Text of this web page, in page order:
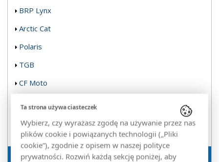
BRP Lynx
Arctic Cat
Polaris
TGB
CF Moto
Kymco
Honda
Linhai
Ta strona używa ciasteczek
Wybierz, czy wyrażasz zgodę na używanie przez nas
plików cookie i powiązanych technologii („Pliki
cookie”), zgodnie z opisem w naszej polityce
prywatności. Rozwiń każdą sekcję poniżej, aby